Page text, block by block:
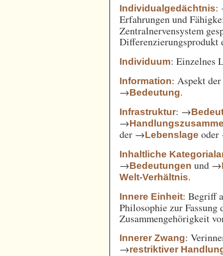
Individualgedächtnis:
Erfahrungen und
Zentralnervensystem
Individuum: Einzelnes
Information: Aspekt
→Bedeutung.
Infrastruktur: →
→
der →Lebenslage
Inhaltliche
→Bedeutungen und →
Welt-Verhältnis.
Innere Einheit: Begriff
Philosophie zur
Zusammengehörigkeit
Innerer Zwang:
→restriktiver